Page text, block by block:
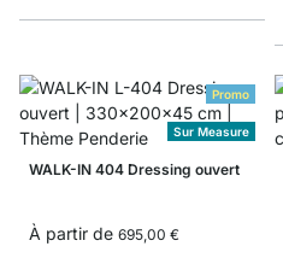
Promo
Sur Measure
WALK-IN 404 Dressing ouvert
À partir de 695,00 €